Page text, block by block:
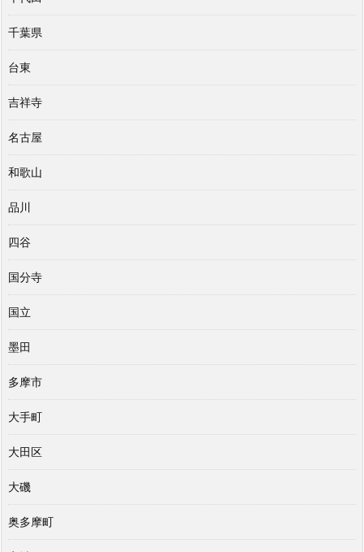
千葉県
台東
吉祥寺
名古屋
和歌山
品川
四谷
国分寺
国立
墨田
多摩市
大手町
大田区
大磯
奥多摩町